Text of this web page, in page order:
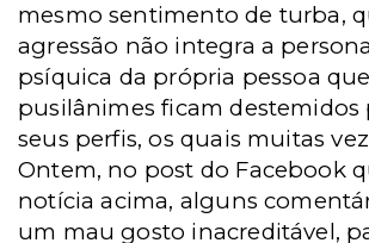
mesmo sentimento de turba,
agressão não integra a
psíquica da própria pessoa
pusilânimes ficam destemidos
seus perfis, os quais muitas
Ontem, no post do Facebook
notícia acima, alguns
um mau gosto inacreditável,